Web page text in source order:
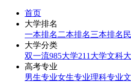
首页
大学排名
一本排名 二本排名三本排名
大学分类
双一流985大学211大学文科
高考专业
男生专业女生专业理科专业